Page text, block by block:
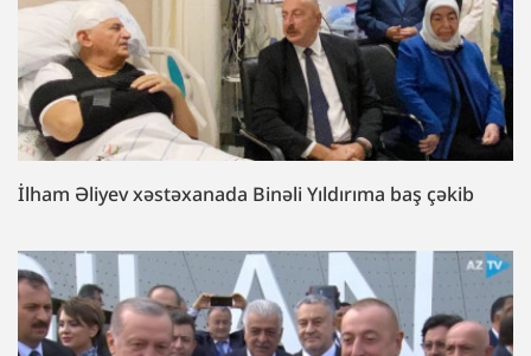
İlham Əliyev xəstəxanada Binəli Yıldırıma baş çəkib